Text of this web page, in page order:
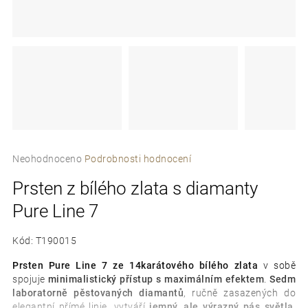
Průměrné
produktu
je
0,0
5
Neohodnoceno Podrobnosti hodnocení
Prsten z bílého zlata s diamanty
Pure Line 7
Kód: T190015
Prsten Pure Line 7 ze 14karátového bílého zlata v sobě
spojuje minimalistický přístup s maximálním efektem.Sedm
laboratorně pěstovaných diamantů, ručně zasazených do
í
t
?
D
o